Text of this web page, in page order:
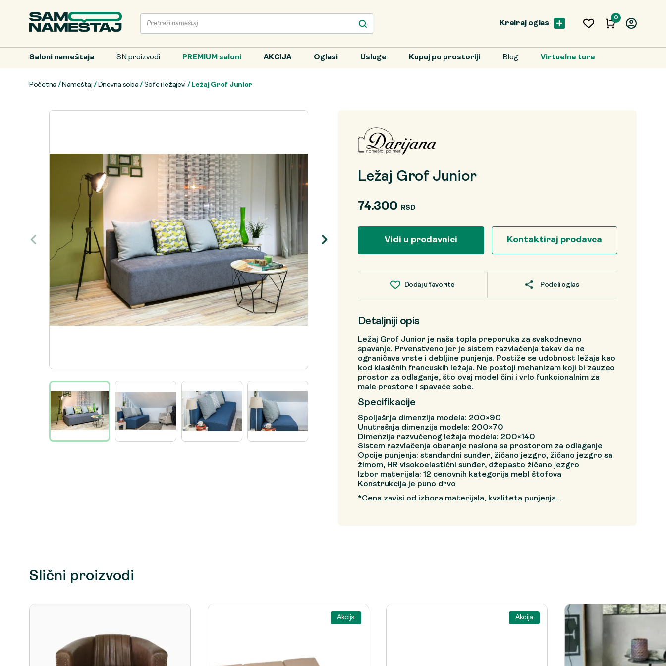
0
Kreiraj oglas
Saloni nameštaja SN proizvodi PREMIUM saloni AKCIJA Oglasi Usluge Kupuj po prostoriji Blog Virtuelne ture
Početna / Nameštaj / Dnevna soba / Sofe i ležajevi / Ležaj Grof Junior
Dodaj u favorite Podeli oglas
Ležaj Grof Junior
74.300 RSD
Vidi u prodavnici Kontaktiraj prodavca
Detaljniji opis
Ležaj Grof Junior je naša topla preporuka za svakodnevno
spavanje. Prvenstveno jer je sistem razvlačenja takav da ne
ograničava vrste i debljine punjenja. Postiže se udobnost ležaja kao
kod klasičnih francuskih ležaja. Ne postoji mehanizam koji bi zauzeo
prostor za odlaganje, što ovaj model čini i vrlo funkcionalnim za
male prostore i spavaće sobe.
Specifikacije
Spoljašnja dimenzija modela: 200×90
Unutrašnja dimenzija modela: 200×70
Dimenzija razvučenog ležaja modela: 200×140
Sistem razvlačenja obaranje naslona sa prostorom za odlaganje
Opcije punjenja: standardni sunđer, žičano jezgro, žičano jezgro sa
žimom, HR visokoelastični sunđer, džepasto žičano jezgro
Izbor materijala: 12 cenovnih kategorija mebl štofova
Konstrukcija je puno drvo
*Cena zavisi od izbora materijala, kvaliteta punjenja…
Slični proizvodi
Akcija Akcija